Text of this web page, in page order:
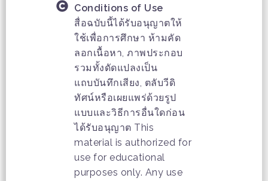
Conditions of Use
สื่อฉบับนี้ได้รับอนุญาตให้
ใช้เพื่อการศึกษา ห้ามคัด
ลอกเนื้อหา, ภาพประกอบ
รวมทั้งดัดแปลงเป็น
แถบบันทึกเสียง, ตลับวีดิ
ทัศน์หรือเผยแพร่ด้วยรูป
แบบและวิธีการอื่นใดก่อน
ได้รับอนุญาต This
material is authorized for
use for educational
purposes only. Any use